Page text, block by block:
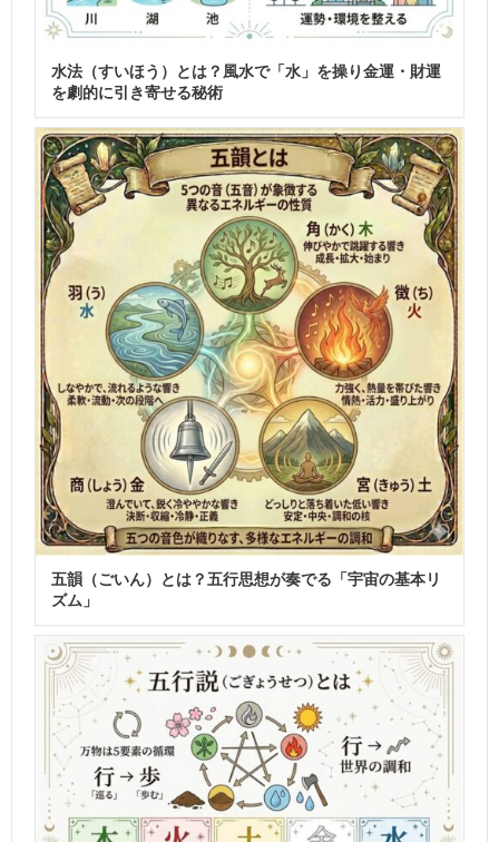
水法（すいほう）とは？風水で「水」を操り金運・財運
を劇的に引き寄せる秘術
五韻（ごいん）とは？五行思想が奏でる「宇宙の基本リ
ズム」